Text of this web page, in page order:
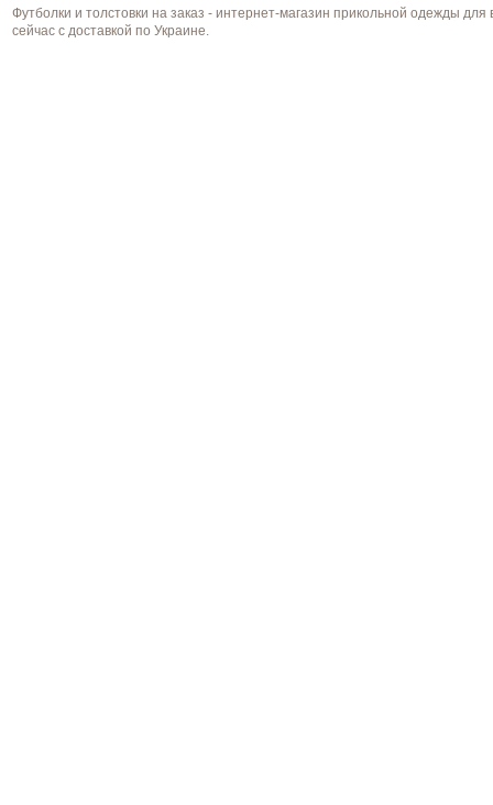
Футболки и толстовки на заказ - интернет-магазин прикольной одежды
сейчас с доставкой по Украине.